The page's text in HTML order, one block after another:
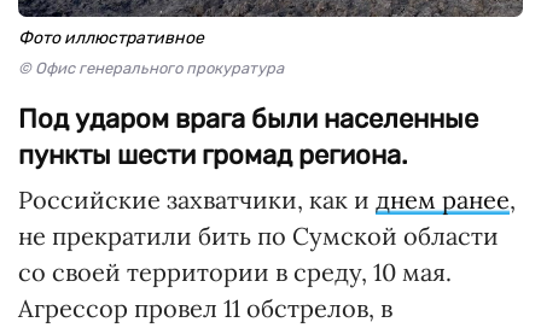
Фото иллюстративное
© Офис генерального прокуратура
Под ударом врага были населенные
пункты шести громад региона.
Российские захватчики, как и днем ранее,
не прекратили бить по Сумской области
со своей территории в среду, 10 мая.
Агрессор провел 11 обстрелов, в